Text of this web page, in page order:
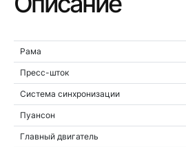
Рама
Пресс-шток
Система синхронизации
Пуансон
Главный двигатель